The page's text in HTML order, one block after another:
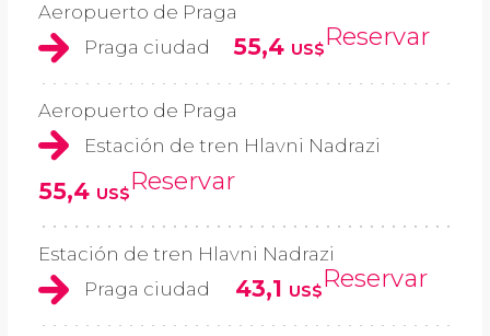
Aeropuerto de Praga
Praga ciudad
55,4 US$Reservar
Aeropuerto de Praga
Estación de tren Hlavni Nadrazi
55,4 US$Reservar
Estación de tren Hlavni Nadrazi
Praga ciudad
43,1 US$Reservar